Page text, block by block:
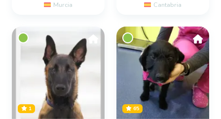
Murcia Cantabria
1 65